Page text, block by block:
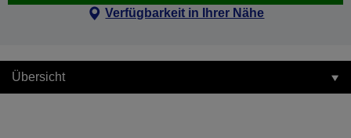
Verfügbarkeit in Ihrer Nähe
Übersicht